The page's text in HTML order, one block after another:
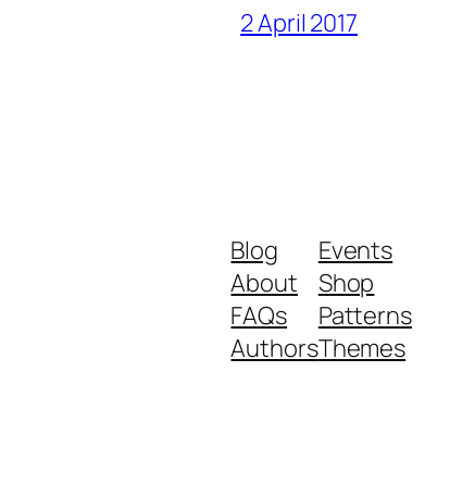
2 April 2017
Blog
About
FAQs
Authors
Events
Shop
Patterns
Themes